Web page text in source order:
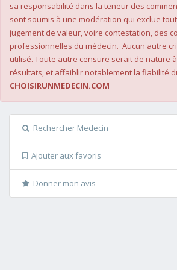
sa responsabilité dans la teneur des
sont soumis à une modération qui exclue
jugement de valeur, voire contestation, des
professionnelles du médecin. Aucun autre
utilisé. Toute autre censure serait de nature
résultats, et affaiblir notablement la fiabilité
CHOISIRUNMEDECIN.COM
Rechercher Medecin
Ajouter aux favoris
Donner mon avis